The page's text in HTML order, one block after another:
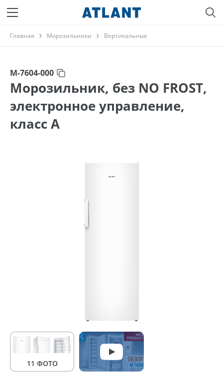
Главная Морозильники Вертикальные
М-7604-000
Морозильник, без NO FROST,
электронное управление,
класс A
11 ФОТО